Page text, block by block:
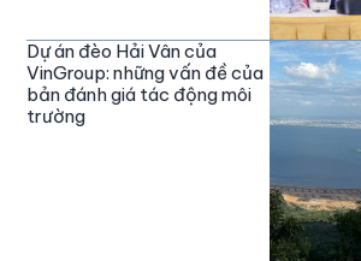
Dự án đèo Hải Vân của
VinGroup: những vấn đề của
bản đánh giá tác động môi
trường